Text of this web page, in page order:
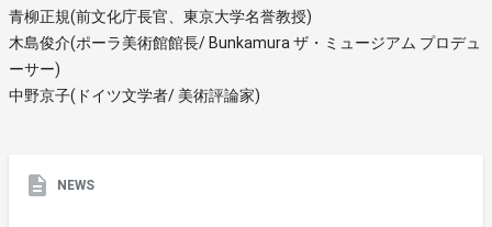
青柳正規(前文化庁長官、東京大学名誉教授)
木島俊介(ポーラ美術館館長/ Bunkamura ザ・ミュージアム プロデュ
ーサー)
中野京子(ドイツ文学者/ 美術評論家)
NEWS